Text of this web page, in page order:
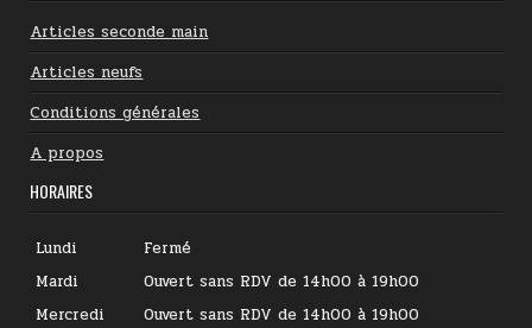
Articles seconde main
Articles neufs
Conditions générales
A propos
HORAIRES
Lundi
Fermé
Mardi
Ouvert sans RDV de 14h00 à 19h00
Mercredi
Ouvert sans RDV de 14h00 à 19h00